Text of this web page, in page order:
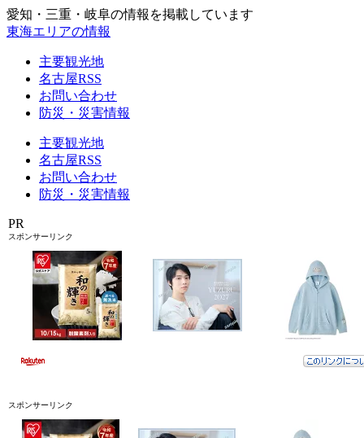
愛知・三重・岐阜の情報を掲載しています
東海エリアの情報
主要観光地
名古屋RSS
お問い合わせ
防災・災害情報
主要観光地
名古屋RSS
お問い合わせ
防災・災害情報
PR
スポンサーリンク
スポンサーリンク